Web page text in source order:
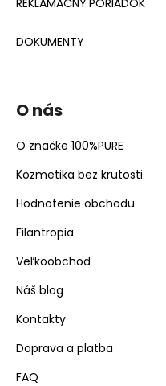
DOKUMENTY
O nás
O značke 100%PURE
Kozmetika bez krutosti
Hodnotenie obchodu
Filantropia
Veľkoobchod
Náš blog
Kontakty
Doprava a platba
FAQ